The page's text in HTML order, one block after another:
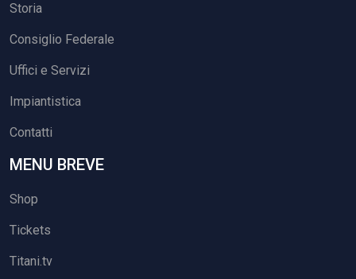
Storia
Consiglio Federale
Uffici e Servizi
Impiantistica
Contatti
MENU BREVE
Shop
Tickets
Titani.tv